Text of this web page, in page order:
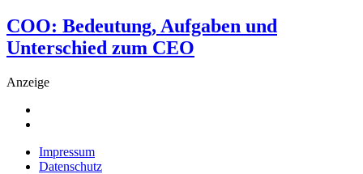
COO: Bedeutung, Aufgaben und
Unterschied zum CEO
Anzeige
Impressum
Datenschutz